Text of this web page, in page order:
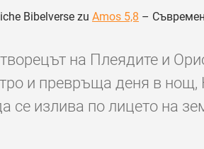
Bibelverse zu Amos 5,8 –
на Плеядите и
и превръща деня в
се излива по лицето на